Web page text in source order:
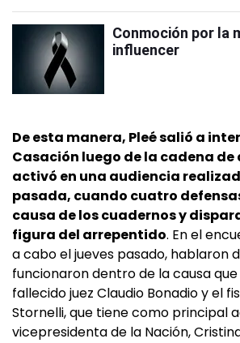
Conmoción por la
influencer
De esta manera, Pleé salió a
Casación luego de la cadena de
activó en una audiencia
pasada, cuando cuatro
causa de los cuadernos y
figura del arrepentido. En el
a cabo el jueves pasado, hablaron
funcionaron dentro de la causa
fallecido juez Claudio Bonadio y el
Stornelli, que tiene como principal
vicepresidenta de la Nación,